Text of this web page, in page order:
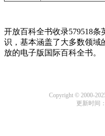
开放百科全书收录579518
识，基本涵盖了大多数领域
放的电子版国际百科全书。
Copyright © 2000-
更新时间